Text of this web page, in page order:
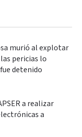
murió al explotar
pericias lo
detenido
a realizar
a